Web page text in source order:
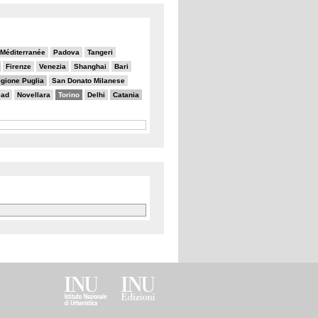
Padova Tangeri
Firenze Venezia Shanghai Bari
Puglia San Donato Milanese
Novellara Torino Delhi Catania